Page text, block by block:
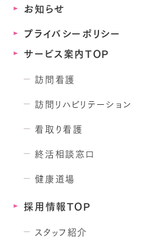
お知らせ
プライバシーポリシー
サービス案内TOP
訪問看護
訪問リハビリテーション
看取り看護
終活相談窓口
健康道場
採用情報TOP
スタッフ紹介